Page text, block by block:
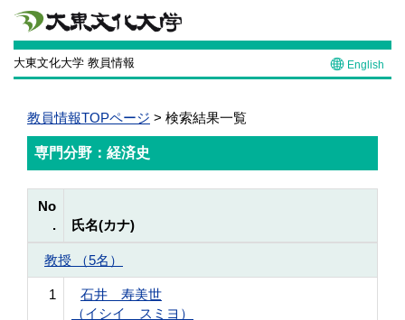
大東文化大学 教員情報 English
教員情報TOPページ > 検索結果一覧
専門分野：経済史
No
.
氏名(カナ)
教授 （5名）
1
石井 寿美世
（イシイ スミヨ）